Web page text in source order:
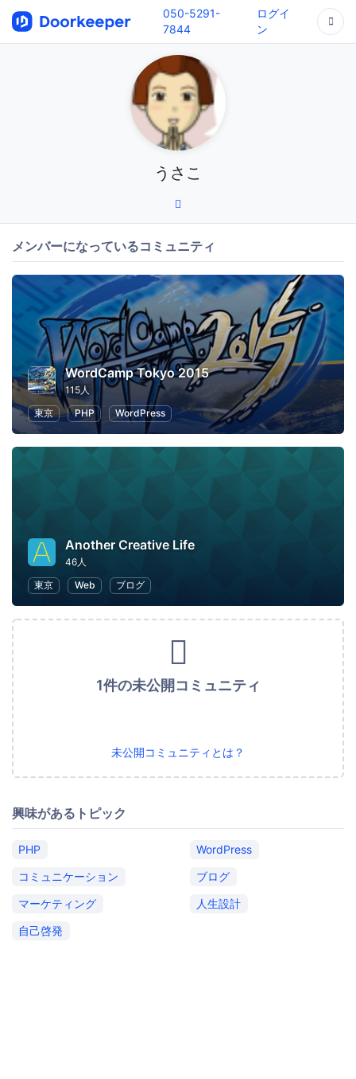
050-5291-
7844
ログイ
ン
うさこ
メンバーになっているコミュニティ
WordCamp Tokyo 2015
115人
東京
PHP WordPress
Another Creative Life
46人
東京
Web ブログ
1件の未公開コミュニティ
未公開コミュニティとは？
興味があるトピック
PHP
WordPress
コミュニケーション
ブログ
マーケティング
人生設計
自己啓発